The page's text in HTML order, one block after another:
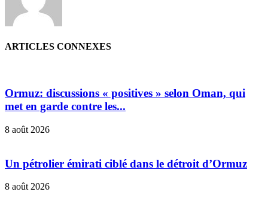
ARTICLES CONNEXES
Ormuz: discussions « positives » selon Oman, qui
met en garde contre les...
8 août 2026
Un pétrolier émirati ciblé dans le détroit d’Ormuz
8 août 2026